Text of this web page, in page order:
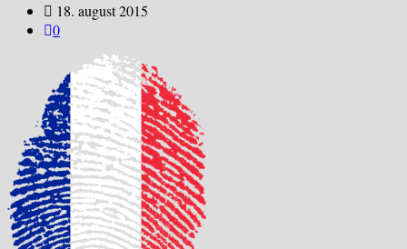
18. august 2015
0